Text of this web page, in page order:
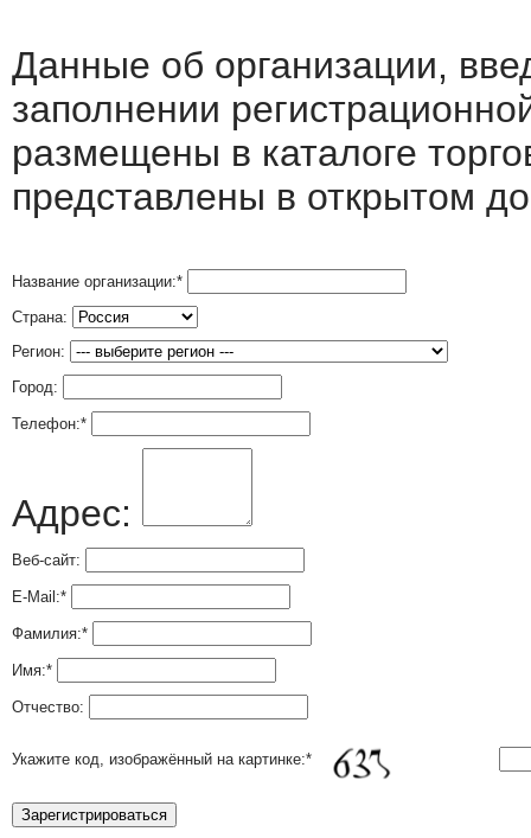
Данные об организации,
заполнении
размещены в каталоге
представлены в открытом
Название организации:*
Страна:
Регион:
Город:
Телефон:*
Адрес:
Веб-сайт:
E-Mail:*
Фамилия:*
Имя:*
Отчество:
Укажите код, изображённый на картинке:*